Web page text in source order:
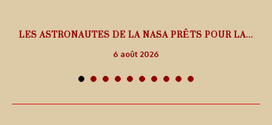
LES ASTRONAUTES DE LA NASA PRÊTS POUR LA...
6 août 2026